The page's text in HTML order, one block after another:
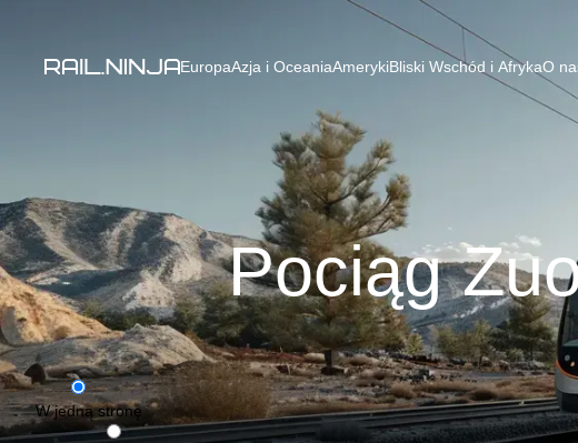
EuropaAzja i OceaniaAmerykiBliski Wschód i AfrykaO
Pociąg
W jedną stronę